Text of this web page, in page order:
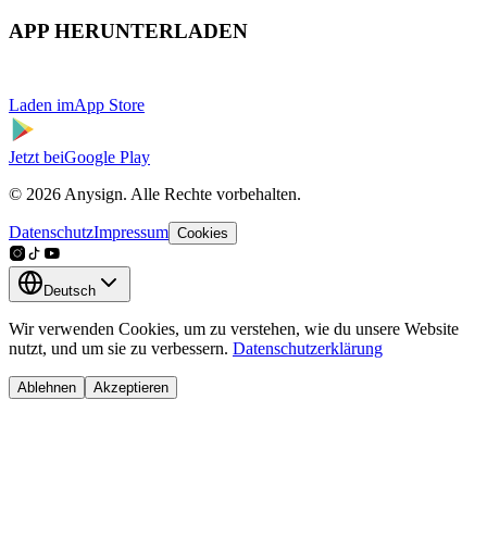
APP HERUNTERLADEN
Laden imApp Store
Jetzt beiGoogle Play
© 2026 Anysign. Alle Rechte vorbehalten.
DatenschutzImpressum Cookies
Deutsch
Wir verwenden Cookies, um zu verstehen, wie du unsere Website
nutzt, und um sie zu verbessern. Datenschutzerklärung
Ablehnen Akzeptieren